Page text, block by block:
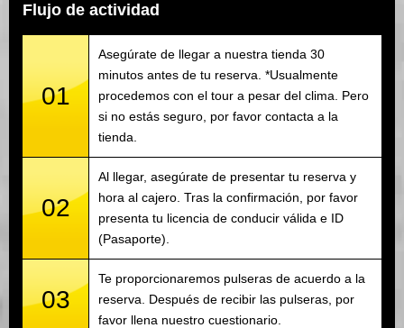
Flujo de actividad
01
Asegúrate de llegar a nuestra tienda 30
minutos antes de tu reserva. *Usualmente
procedemos con el tour a pesar del clima. Pero
si no estás seguro, por favor contacta a la
tienda.
02
Al llegar, asegúrate de presentar tu reserva y
hora al cajero. Tras la confirmación, por favor
presenta tu licencia de conducir válida e ID
(Pasaporte).
03
Te proporcionaremos pulseras de acuerdo a la
reserva. Después de recibir las pulseras, por
favor llena nuestro cuestionario.